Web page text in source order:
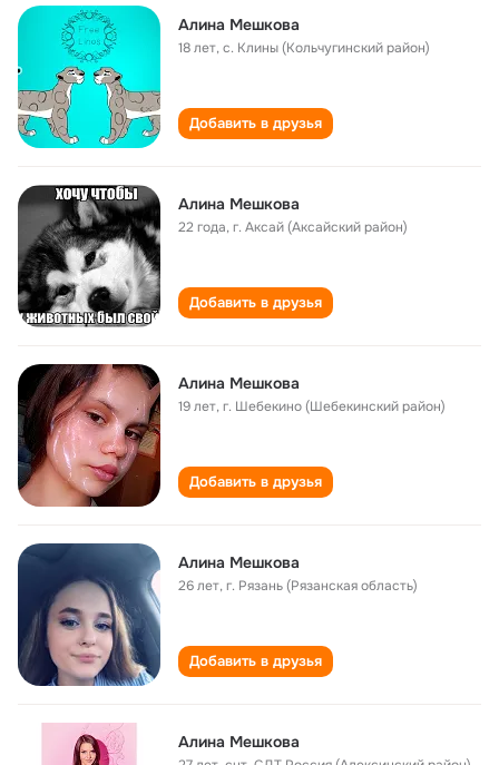
Алина Мешкова
18 лет,с. Клины (Кольчугинский район)
Добавить в друзья
Алина Мешкова
22 года,г. Аксай (Аксайский район)
Добавить в друзья
Алина Мешкова
19 лет,г. Шебекино (Шебекинский район)
Добавить в друзья
Алина Мешкова
26 лет,г. Рязань (Рязанская область)
Добавить в друзья
Алина Мешкова